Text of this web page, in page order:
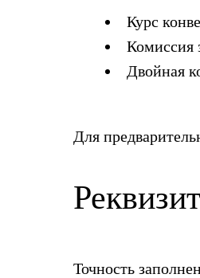
Курс
Комиссия
Двойная
Для
Точность